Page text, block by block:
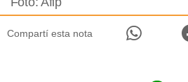
Compartí esta nota